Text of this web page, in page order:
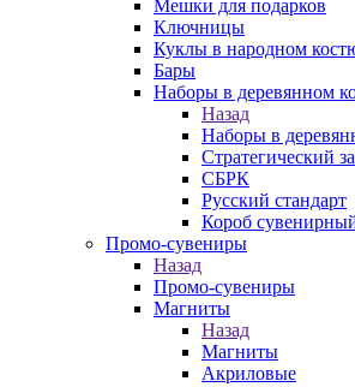
Мешки для подарков
Ключницы
Куклы в народном
Бары
Наборы в деревянном
Назад
Наборы в
Стратегический
СБРК
Русский стандарт
Короб
Промо-сувениры
Назад
Промо-сувениры
Магниты
Назад
Магниты
Акриловые